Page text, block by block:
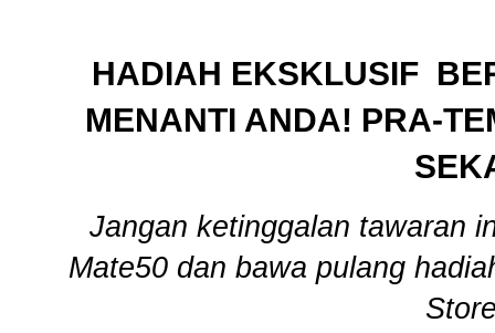
HADIAH EKSKLUSIF
MENANTI ANDA! PRA-
Jangan ketinggalan tawaran
Mate50 dan bawa pulang